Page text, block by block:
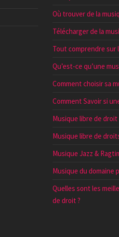
Où trouver de la
Télécharger de la
Tout comprendre sur
Qu’est-ce qu’une
Comment choisir sa
Comment Savoir si
Musique libre de
Musique libre de
Musique Jazz &
Musique du domaine
Quelles sont les
de droit ?